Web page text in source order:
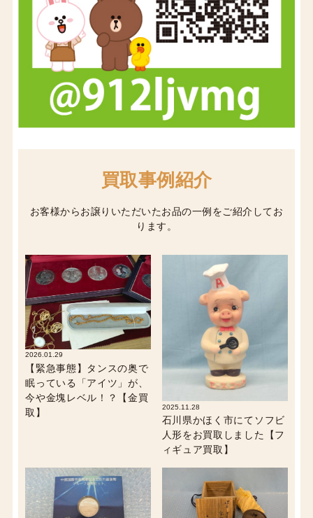
買取事例紹介
お客様からお譲りいただいたお品の一例をご紹介してお
ります。
2026.01.29
【緊急事態】タンスの奥で
眠っている「アイツ」が、
今や金塊レベル！？【金買
取】
2025.11.28
石川県かほく市にてソフビ
人形をお買取しました【フ
ィギュア買取】